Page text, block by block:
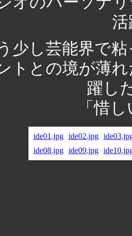
少し芸能界で
トとの境が薄
躍し
「惜
ide01.jpg ide02.jpg
ide08.jpg
ide09.jpg